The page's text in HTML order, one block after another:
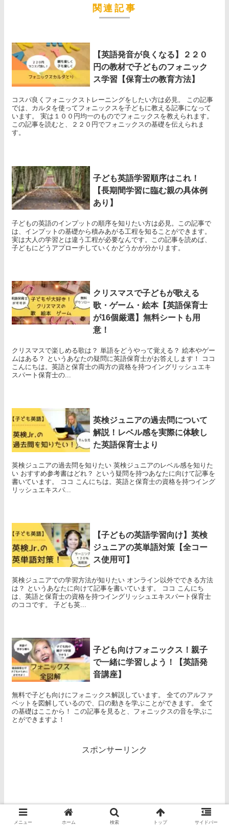
関連記事
【英語発音が良くなる】２２０
円の教材で子どものフォニック
ス学習【保育士の教育方法】
コスパ良くフォニックストレーニングをしたい方は必見。 この記事
では、カルタを使ってフォニックスを子どもに教える記事になって
います。 実は１００円均一のものでフォニックスを教えられます。
この記事を読むと、２２０円でフォニックスの基礎を伝えられま
す。
子ども英語学習順序はこれ！
【長期間学習に臨む親の具体例
あり】
子どもの英語のインプットの順序を知りたい方は必見。この記事で
は、インプットの基礎から積みあがる工程を知ることができます。
実は大人の学習とは違う工程が必要なんです。この記事を読めば、
子どもにどうアプローチしていくかどうかが分かります。
クリスマスで子どもが歌える
歌・ゲーム・絵本【英語保育士
が16個厳選】無料シートも用
意！
クリスマスで楽しめる歌は？ 単語をどうやって覚える？ 絵本やゲー
ムはある？ というあなたの疑問に英語保育士がお答えします！ ココ
こんにちは。英語と保育士の両方の資格を持つイングリッシュエキ
スパート保育士の...
英検ジュニアの過去問について
解説！レベル感を実際に体験し
た英語保育士より
英検ジュニアの過去問を知りたい 英検ジュニアのレベル感を知りた
い おすすめ参考書はどれ？ という疑問を持つあなたに向けて記事を
書いています。 ココ こんにちは。英語と保育士の資格を持つイング
リッシュエキスパ...
【子どもの英語学習向け】英検
ジュニアの英単語対策【全コー
ス使用可】
英検ジュニアでの学習方法が知りたい オンライン以外でできる方法
は？ というあなたに向けて記事を書いています。 ココ こんにち
は、英語と保育士の資格を持つイングリッシュエキスパート保育士
のココです。 子ども英...
子ども向けフォニックス！親子
で一緒に学習しよう！【英語発
音講座】
無料で子ども向けにフォニックス解説しています。 全てのアルファ
ベットを図解しているので、口の動きを学ぶことができます。 全て
の基礎はここから！ この記事を見ると、フォニックスの音を学ぶこ
とができますよ！
スポンサーリンク
メニュー ホーム 検索 トップ サイドバー